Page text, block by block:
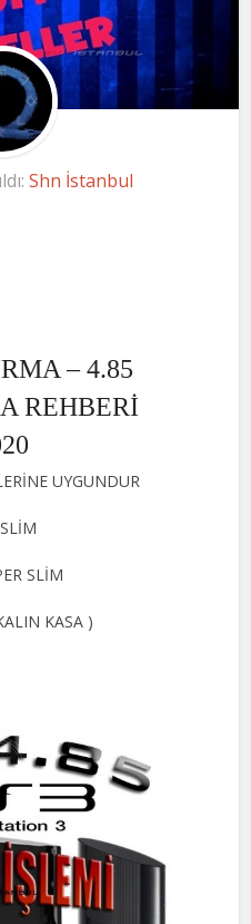
Shn İstanbul
– 4.85
REHBERİ
UYGUNDUR
SLİM
KASA )